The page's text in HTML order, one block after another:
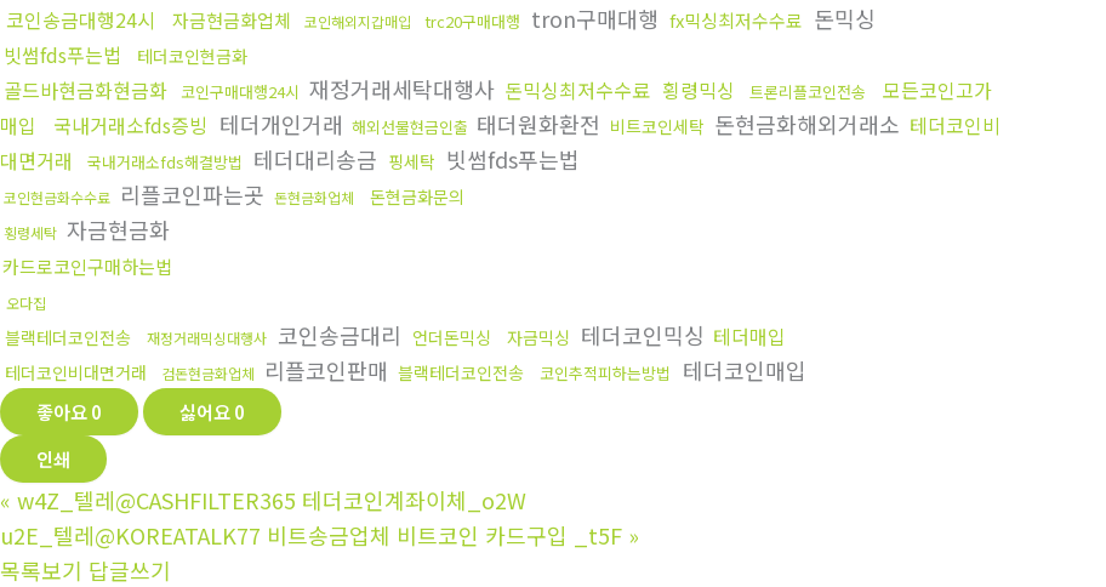
코인송금대행24시
자금현금화업체 코인해외지갑매입 trc20구매대행 tron구매대행 fx믹싱최저수수료 돈믹싱
빗썸fds푸는법 테더코인현금화
골드바현금화현금화 코인구매대행24시 재정거래세탁대행사 돈믹싱최저수수료 횡령믹싱 트론리플코인전송
모든코인고가
매입
국내거래소fds증빙 테더개인거래 해외선물현금인출 태더원화환전 비트코인세탁 돈현금화해외거래소 테더코인비
대면거래
국내거래소fds해결방법 테더대리송금 핑세탁 빗썸fds푸는법
코인현금화수수료 리플코인파는곳 돈현금화업체 돈현금화문의
횡령세탁 자금현금화
카드로코인구매하는법
오다집
블랙테더코인전송 재정거래믹싱대행사 코인송금대리 언더돈믹싱 자금믹싱 테더코인믹싱 테더매입
테더코인비대면거래 검돈현금화업체 리플코인판매 블랙테더코인전송 코인추적피하는방법 테더코인매입
좋아요0 싫어요0
인쇄
« w4Z_텔레@CASHFILTER365 테더코인계좌이체_o2W
u2E_텔레@KOREATALK77 비트송금업체 비트코인 카드구입 _t5F »
목록보기 답글쓰기